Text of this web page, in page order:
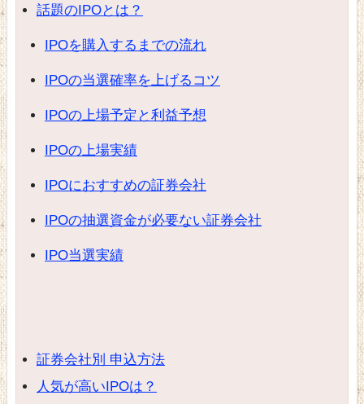
話題のIPOとは？
IPOを購入するまでの流れ
IPOの当選確率を上げるコツ
IPOの上場予定と利益予想
IPOの上場実績
IPOにおすすめの証券会社
IPOの抽選資金が必要ない証券会社
IPO当選実績
証券会社別 申込方法
人気が高いIPOは？